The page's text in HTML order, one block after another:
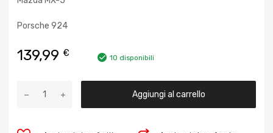
Porsche 924
139,99 € 10 disponibili
Aggiungi al carrello